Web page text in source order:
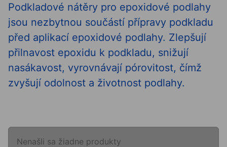
Podkladové nátěry pro epoxidové podlahy
jsou nezbytnou součástí přípravy podkladu
před aplikací epoxidové podlahy. Zlepšují
přilnavost epoxidu k podkladu, snižují
nasákavost, vyrovnávají pórovitost, čímž
zvyšují odolnost a životnost podlahy.
Nenašli sa žiadne produkty